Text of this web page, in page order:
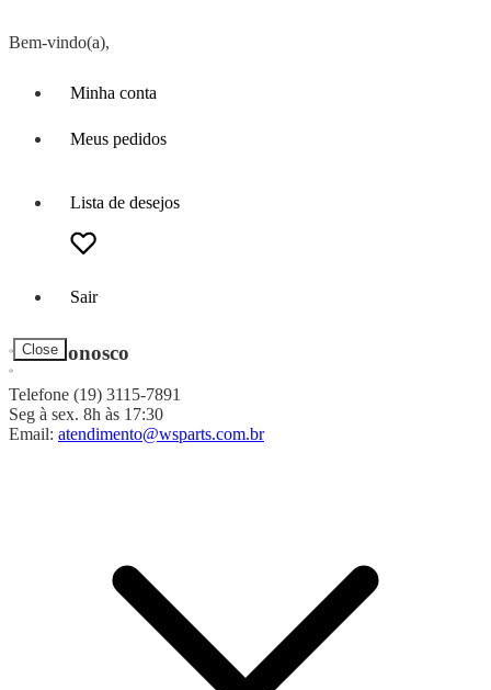
Bem-vindo(a),
Minha conta
Meus pedidos
Lista de desejos
Sair
Close
Fale Conosco
Telefone (19) 3115-7891
Seg à sex. 8h às 17:30
Email: atendimento@wsparts.com.br